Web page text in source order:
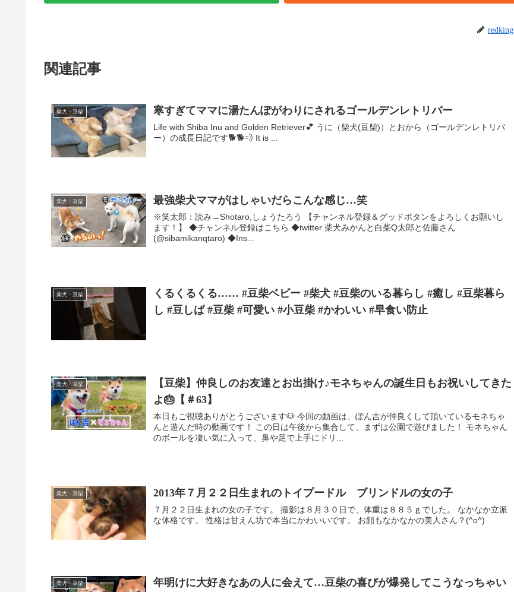
redking
関連記事
柴犬・豆柴 寒すぎてママに湯たんぽがわりにされるゴールデンレトリバー
Life with Shiba Inu and Golden Retriever💕 うに（柴犬(豆柴)）とおから（ゴールデンレトリバ
ー）の成長日記です🐕🐕💨 It is ...
柴犬・豆柴 最強柴犬ママがはしゃいだらこんな感じ…笑
※笑太郎：読み→Shotaro,しょうたろう 【チャンネル登録＆グッドボタンをよろしくお願いし
ます！】 ◆チャンネル登録はこちら ◆twitter 柴犬みかんと白柴Q太郎と佐藤さん
(@sibamikanqtaro) ◆Ins...
柴犬・豆柴
くるくるくる…… #豆柴ベビー #柴犬 #豆柴のいる暮らし #癒し #豆柴暮ら
し #豆しば #豆柴 #可愛い #小豆柴 #かわいい #早食い防止
柴犬・豆柴
【豆柴】仲良しのお友達とお出掛け♪モネちゃんの誕生日もお祝いしてきた
よ🎂【＃63】
本日もご視聴ありがとうございます🐶 今回の動画は、ぽん吉が仲良くして頂いているモネちゃ
んと遊んだ時の動画です！ この日は午後から集合して、まずは公園で遊びました！ モネちゃん
のボールを凄い気に入って、鼻や足で上手にドリ...
柴犬・豆柴 2013年７月２２日生まれのトイプードル ブリンドルの女の子
７月２２日生まれの女の子です。 撮影は８月３０日で、体重は８８５ｇでした。 なかなか立派
な体格です。 性格は甘えん坊で本当にかわいいです。 お顔もなかなかの美人さん？(^o^)
柴犬・豆柴
年明けに大好きなあの人に会えて…豆柴の喜びが爆発してこうなっちゃい